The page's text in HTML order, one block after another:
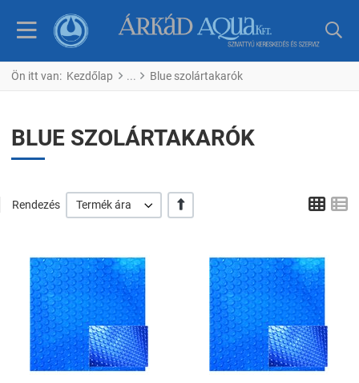
Ön itt van: Kezdőlap Blue szolártakarók
BLUE SZOLÁRTAKARÓK
Rendezés Termék ára +/-
Kedvencekhez adom
Összehasonlítom
Gyors nézet